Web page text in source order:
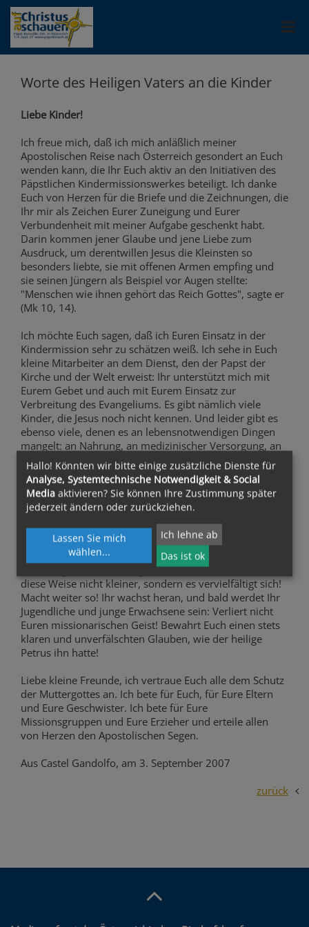
Worte des Heiligen Vaters an die Kinder
Liebe Kinder!
Ich freue mich, daß ich mich anläßlich meiner
Apostolischen Reise nach Österreich gesondert an Euch
wenden kann, die Ihr Euch aktiv an den Initiativen des
Päpstlichen Kindermissionswerkes beteiligt. Ich danke
Euch von Herzen für die Briefe und die Zeichnungen, die
Ihr mir als Zeichen Eurer Zuneigung und Eurer
Verbundenheit mit meiner Aufgabe geschenkt habt.
Darin kommen jener Glaube und jene Liebe zum
Ausdruck, um derentwillen Jesus die Kleinsten so
besonders liebte, sie mit offenen Armen empfing und
sie seinen Jüngern als Beispiel vor Augen stellte:
"Menschen wie ihnen gehört das Reich Gottes", sagte er
(Mk 10, 14).
Ich möchte Euch sagen, daß ich Euren Einsatz in der
Kindermission sehr zu schätzen weiß. Ich sehe in Euch
kleine Mitarbeiter an dem Dienst, den der Papst der
Kirche und der Welt erweist: Ihr unterstützt mich mit
Eurem Gebet und auch mit Eurem Einsatz zur
Verbreitung des Evangeliums. Es gibt nämlich viele
Kinder, die Jesus noch nicht kennen. Und leider gibt es
ebenso viele, denen es an lebensnotwendigen Dingen
mangelt: an Nahrung, an medizinischer Versorgung, an
Unterricht; viele können nicht im Frieden und in
Unbeschwertheit leben. Die Kirche schenkt ihnen ihre
besondere Zuwendung, vornehmlich durch die
Missionare. Und auch Ihr fühlt Euch dazu aufgerufen,
Euren Beitrag zu leisten, sei es einzeln oder in Gruppen.
Die Freundschaft mit Jesus ist ein so schönes Geschenk;
man kann es nicht für sich allein behalten! Wer diese
Gabe empfängt, hat das Bedürfnis, sie anderen
weiterzugeben. Und das geteilte Geschenk wird auf
diese Weise nicht kleiner, sondern es vervielfältigt sich!
Macht weiter so! Ihr wachst heran, und bald werdet Ihr
Jugendliche und junge Erwachsene sein: Verliert nicht
Euren missionarischen Geist! Bewahrt Euch einen stets
klaren und unverfälschten Glauben, wie der heilige
Petrus ihn hatte!
Liebe kleine Freunde, ich vertraue Euch alle dem Schutz
der Muttergottes an. Ich bete für Euch, für Eure Eltern
und Eure Geschwister. Ich bete für Eure
Missionsgruppen und Eure Erzieher und erteile allen
von Herzen den Apostolischen Segen.
Aus Castel Gandolfo, am 3. September 2007
zurück
Hallo! Könnten wir bitte einige zusätzliche Dienste für
Analyse, Systemtechnische Notwendigkeit & Social
Media aktivieren? Sie können Ihre Zustimmung später
jederzeit ändern oder zurückziehen.
Lassen Sie mich
wählen...
Ich lehne ab
Das ist ok